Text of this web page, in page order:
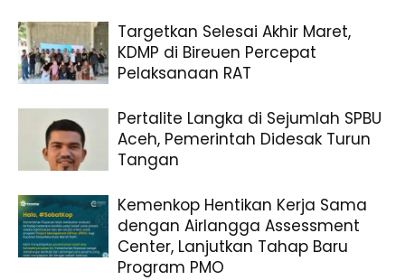
Targetkan Selesai Akhir Maret,
KDMP di Bireuen Percepat
Pelaksanaan RAT
Pertalite Langka di Sejumlah SPBU
Aceh, Pemerintah Didesak Turun
Tangan
Kemenkop Hentikan Kerja Sama
dengan Airlangga Assessment
Center, Lanjutkan Tahap Baru
Program PMO